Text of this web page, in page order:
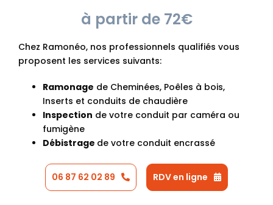
à partir de 72€
Chez Ramonéo, nos professionnels qualifiés vous
proposent les services suivants:
Ramonage de Cheminées, Poêles à bois,
Inserts et conduits de chaudière
Inspection de votre conduit par caméra ou
fumigène
Débistrage de votre conduit encrassé
06 87 62 02 89 RDV en ligne